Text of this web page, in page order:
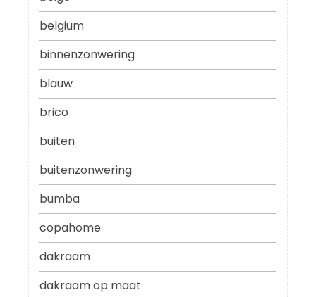
belgium
binnenzonwering
blauw
brico
buiten
buitenzonwering
bumba
copahome
dakraam
dakraam op maat